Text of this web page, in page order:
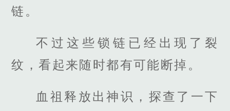
链。
不过这些锁链已经出现了裂
纹，看起来随时都有可能断掉。
血祖释放出神识，探查了一下